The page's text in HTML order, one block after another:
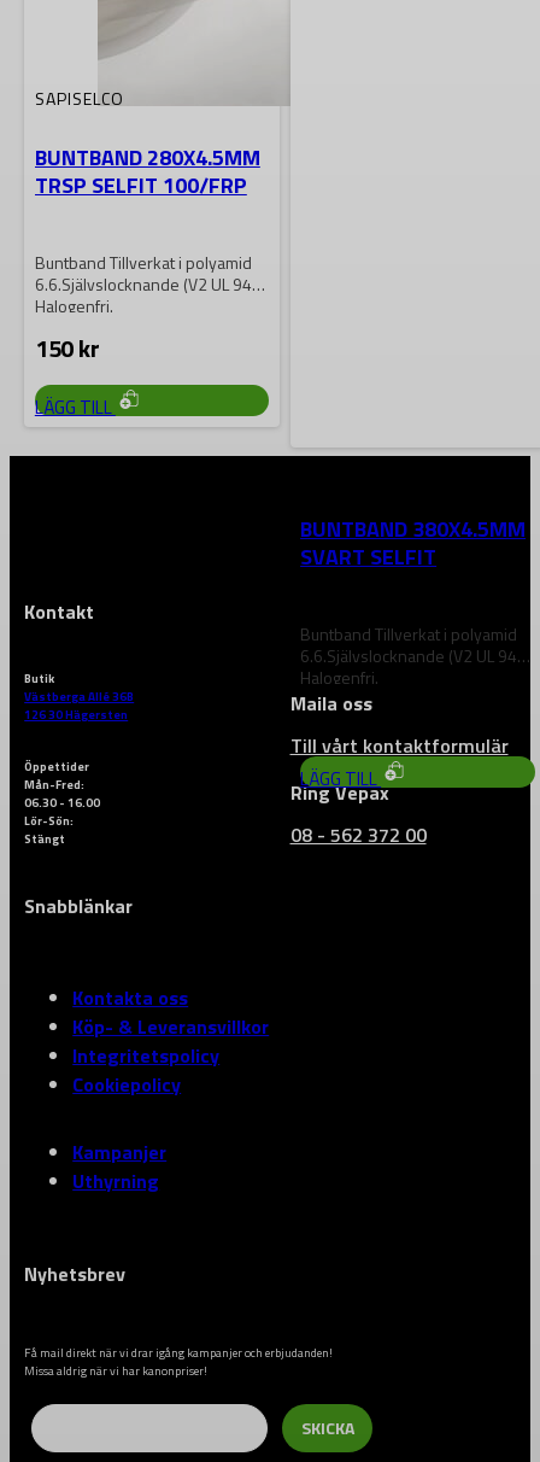
SAPISELCO
BUNTBAND 280X4.5MM
TRSP SELFIT 100/FRP
Buntband Tillverkat i polyamid
6.6.Självslocknande (V2 UL 94)
Halogenfri.
150kr
LÄGG TILL
BUNTBAND 380X4.5MM
SVART SELFIT
Buntband Tillverkat i polyamid
6.6.Självslocknande (V2 UL 94)
Halogenfri.
188kr
LÄGG TILL
Kontakt
Butik
Västberga Allé 36B
126 30 Hägersten
Maila oss
Till vårt kontaktformulär
Öppettider
Mån-Fred:
06.30 - 16.00
Lör-Sön:
Stängt
Ring Vepax
08 - 562 372 00
Snabblänkar
Kontakta oss
Köp- & Leveransvillkor
Integritetspolicy
Cookiepolicy
Kampanjer
Uthyrning
Nyhetsbrev
Få mail direkt när vi drar igång kampanjer och erbjudanden!
Missa aldrig när vi har kanonpriser!
Email
SKICKA